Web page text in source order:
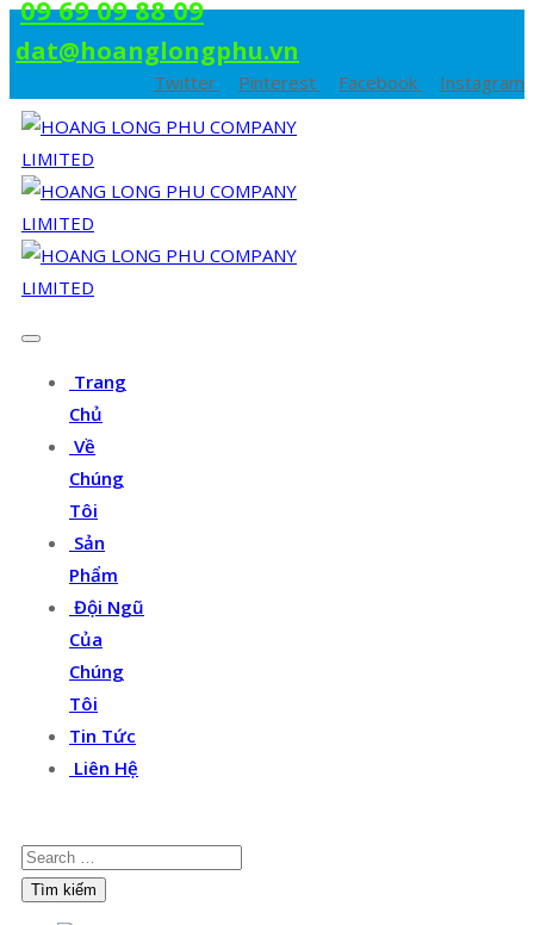
09 69 09 88 09
dat@hoanglongphu.vn
Twitter Pinterest Facebook Instagram
Trang
Chủ
Về
Chúng
Tôi
Sản
Phẩm
Đội Ngũ
Của
Chúng
Tôi
Tin Tức
Liên Hệ